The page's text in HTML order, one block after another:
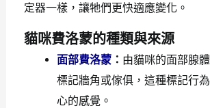
定器一樣，讓牠們更快適應變化。
貓咪費洛蒙的種類與來源
面部費洛蒙： 由貓咪的面部腺
標記牆角或傢俱，這種標記行
心的感覺。